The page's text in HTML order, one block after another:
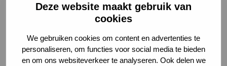
Deze website maakt gebruik van
cookies
We gebruiken cookies om content en advertenties te
personaliseren, om functies voor social media te bieden
en om ons websiteverkeer te analyseren. Ook delen we
2